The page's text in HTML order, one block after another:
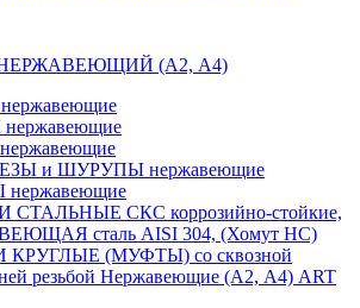
(А2, А4)
и ШУРУПЫ нержавеющие
СКС коррозийно-стойкие,
сталь AISI 304, (Хомут НС)
КРУГЛЫЕ (МУФТЫ) со сквозной
резьбой Нержавеющие (А2, А4) ART